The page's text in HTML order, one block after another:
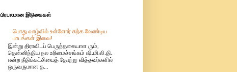
பிரபலமான இடுகைகள்
பொது வாழ்வில் உள்ளோர் கற்க வேண்டிய
பாடங்கள் இவை!
இன்று திராவிடப் பெருந்தகையாள ரும்,
தென்னிந்திய நல உரிமைச்சங்கம் ஷி.மி.லி.தி.
என்ற நீதிக்கட்சியைத் தோற்று வித்தவர்களில்
ஒருவருமான த...